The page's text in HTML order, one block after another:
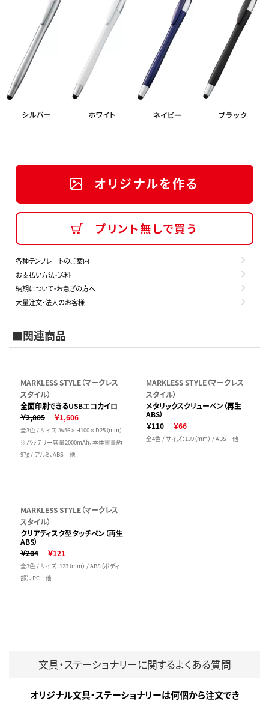
オリジナルを作る
プリント無しで買う
各種テンプレートのご案内
お支払い方法・送料
納期について・お急ぎの方へ
大量注文・法人のお客様
■関連商品
MARKLESS STYLE（マークレス
スタイル）
全面印刷できるUSBエコカイロ
￥2,805
￥1,606
全3色 / サイズ：W56×H100×D25（mm）
※バッテリー容量2000mAh、本体重量約
97g / アルミ、ABS 他
MARKLESS STYLE（マークレス
スタイル）
メタリックスクリューペン（再生
ABS）
￥110
￥66
全4色 / サイズ：139（mm） / ABS 他
MARKLESS STYLE（マークレス
スタイル）
クリアディスク型タッチペン（再生
ABS）
￥204
￥121
全3色 / サイズ：123（mm） / ABS（ボディ
部）、PC 他
文具・ステーショナリーに関するよくある質問
オリジナル文具・ステーショナリーは何個から注文でき